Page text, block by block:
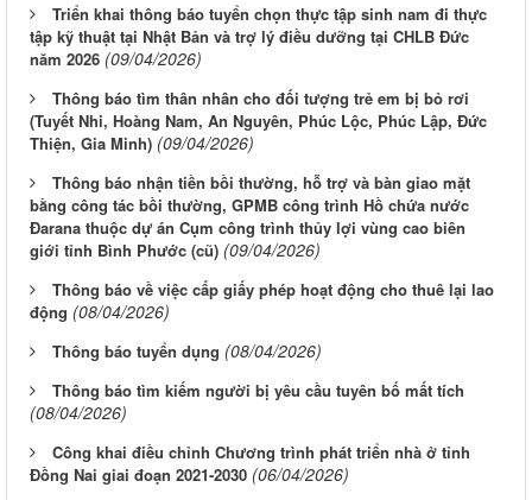
Triển khai thông báo tuyển chọn thực tập sinh nam đi thực
tập kỹ thuật tại Nhật Bản và trợ lý điều dưỡng tại CHLB Đức
năm 2026 (09/04/2026)
Thông báo tìm thân nhân cho đối tượng trẻ em bị bỏ rơi
(Tuyết Nhi, Hoàng Nam, An Nguyên, Phúc Lộc, Phúc Lập, Đức
Thiện, Gia Minh) (09/04/2026)
Thông báo nhận tiền bồi thường, hỗ trợ và bàn giao mặt
bằng công tác bồi thường, GPMB công trình Hồ chứa nước
Đarana thuộc dự án Cụm công trình thủy lợi vùng cao biên
giới tỉnh Bình Phước (cũ) (09/04/2026)
Thông báo về việc cấp giấy phép hoạt động cho thuê lại lao
động (08/04/2026)
Thông báo tuyển dụng (08/04/2026)
Thông báo tìm kiếm người bị yêu cầu tuyên bố mất tích
(08/04/2026)
Công khai điều chỉnh Chương trình phát triển nhà ở tỉnh
Đồng Nai giai đoạn 2021-2030 (06/04/2026)